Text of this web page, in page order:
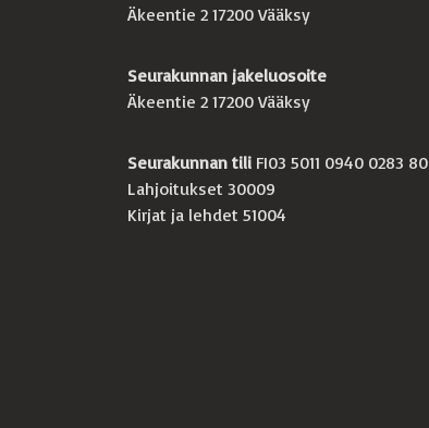
Äkeentie 2 17200 Vääksy
Seurakunnan jakeluosoite
Äkeentie 2 17200 Vääksy
Seurakunnan tili FI03 5011 0940 0283 80
Lahjoitukset 30009
Kirjat ja lehdet 51004